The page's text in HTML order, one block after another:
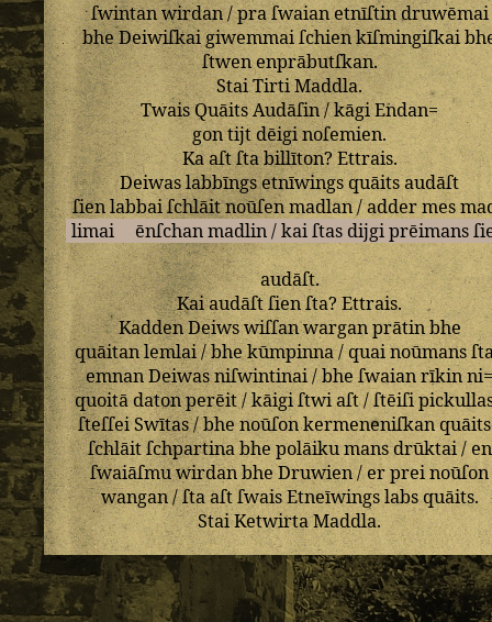
ſwintanwirdan/praſwaianetnīſtindruwēmai
bheDeiwiſkai giwemmai ſchien kīſmingiſkai
ſtwenenprābutſkan.
StaiTirtiMaddla.
TwaisQuāitsAudāſin/kāgiEndan=
gontijt dēigi noſemien.
Kaaſtſtabillīton?Ettrais.
Deiwas labbīngsetnīwingsquāitsaudāſt
ſienlabbaiſchlāitnoūſenmadlan/addermes
limai
ēnſchanmadlin/kaiſtas dijgiprēimans
audāſt.
Kaiaudāſtſienſta?Ettrais.
KaddenDeiwswiſſanwarganprātinbhe
quāitanlemlai/bhekūmpinna/quainoūmans
emnanDeiwasniſwintinai/bheſwaianrīkin
quoitā datonperēit/kāigiſtwiaſt/ſtēiſi
ſteſſeiSwītas/bhenoūſon kermeneniſkanquāits
ſchlāitſchpartinabhepolāikumansdrūktai/en
ſwaiāſmuwirdanbhe Druwien/er preinoūſon
wangan/ſtaaſtſwaisEtneīwingslabsquāits.
StaiKetwirtaMaddla.